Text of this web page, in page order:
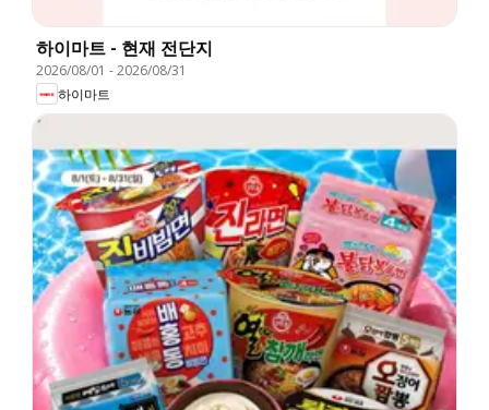
하이마트 - 현재 전단지
2026/08/01 -2026/08/31
하이마트